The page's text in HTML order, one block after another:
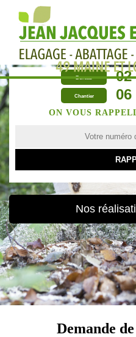
Bureau 02
Chantier 06
ON VOUS
Nos
Demande